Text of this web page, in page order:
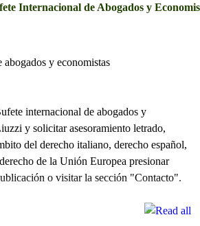
Internacional de Abogados y
y economistas
internacional de abogados y
y solicitar asesoramiento letrado,
del derecho italiano, derecho español,
de la Unión Europea presionar
o visitar la sección "Contacto".